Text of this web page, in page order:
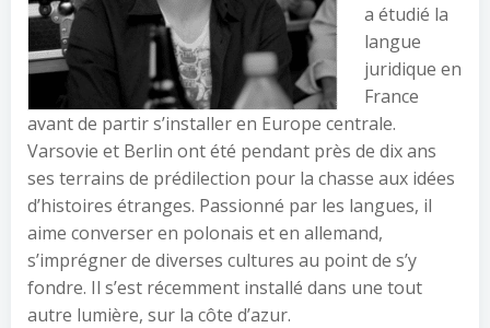
a étudié la
langue
juridique en
France
avant de partir s’installer en Europe centrale.
Varsovie et Berlin ont été pendant près de dix ans
ses terrains de prédilection pour la chasse aux idées
d’histoires étranges. Passionné par les langues, il
aime converser en polonais et en allemand,
s’imprégner de diverses cultures au point de s’y
fondre. Il s’est récemment installé dans une tout
autre lumière, sur la côte d’azur.